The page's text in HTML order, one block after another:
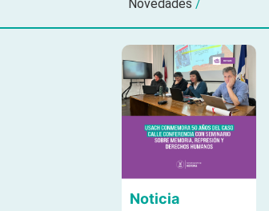
Novedades /
Noticia